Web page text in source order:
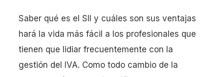
Saber qué es el SII y cuáles son sus ventajas
hará la vida más fácil a los profesionales que
tienen que lidiar frecuentemente con la
gestión del IVA. Como todo cambio de la